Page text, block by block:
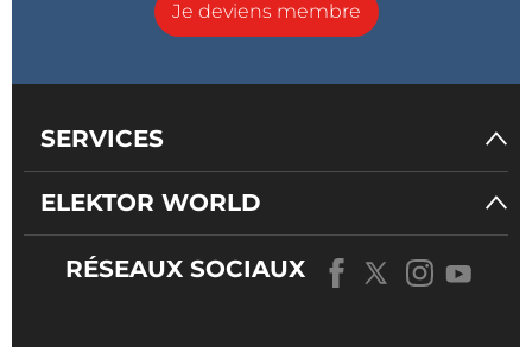
Je deviens membre
SERVICES
ELEKTOR WORLD
RÉSEAUX SOCIAUX